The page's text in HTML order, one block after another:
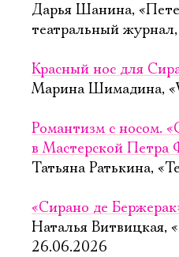
Дарья Шанина,
театральный
Красный нос для
Марина Шимадина,
Романтизм с носом.
в Мастерской Петра
Татьяна Ратькина,
«Сирано де
Наталья Витвицкая,
26.06.2026